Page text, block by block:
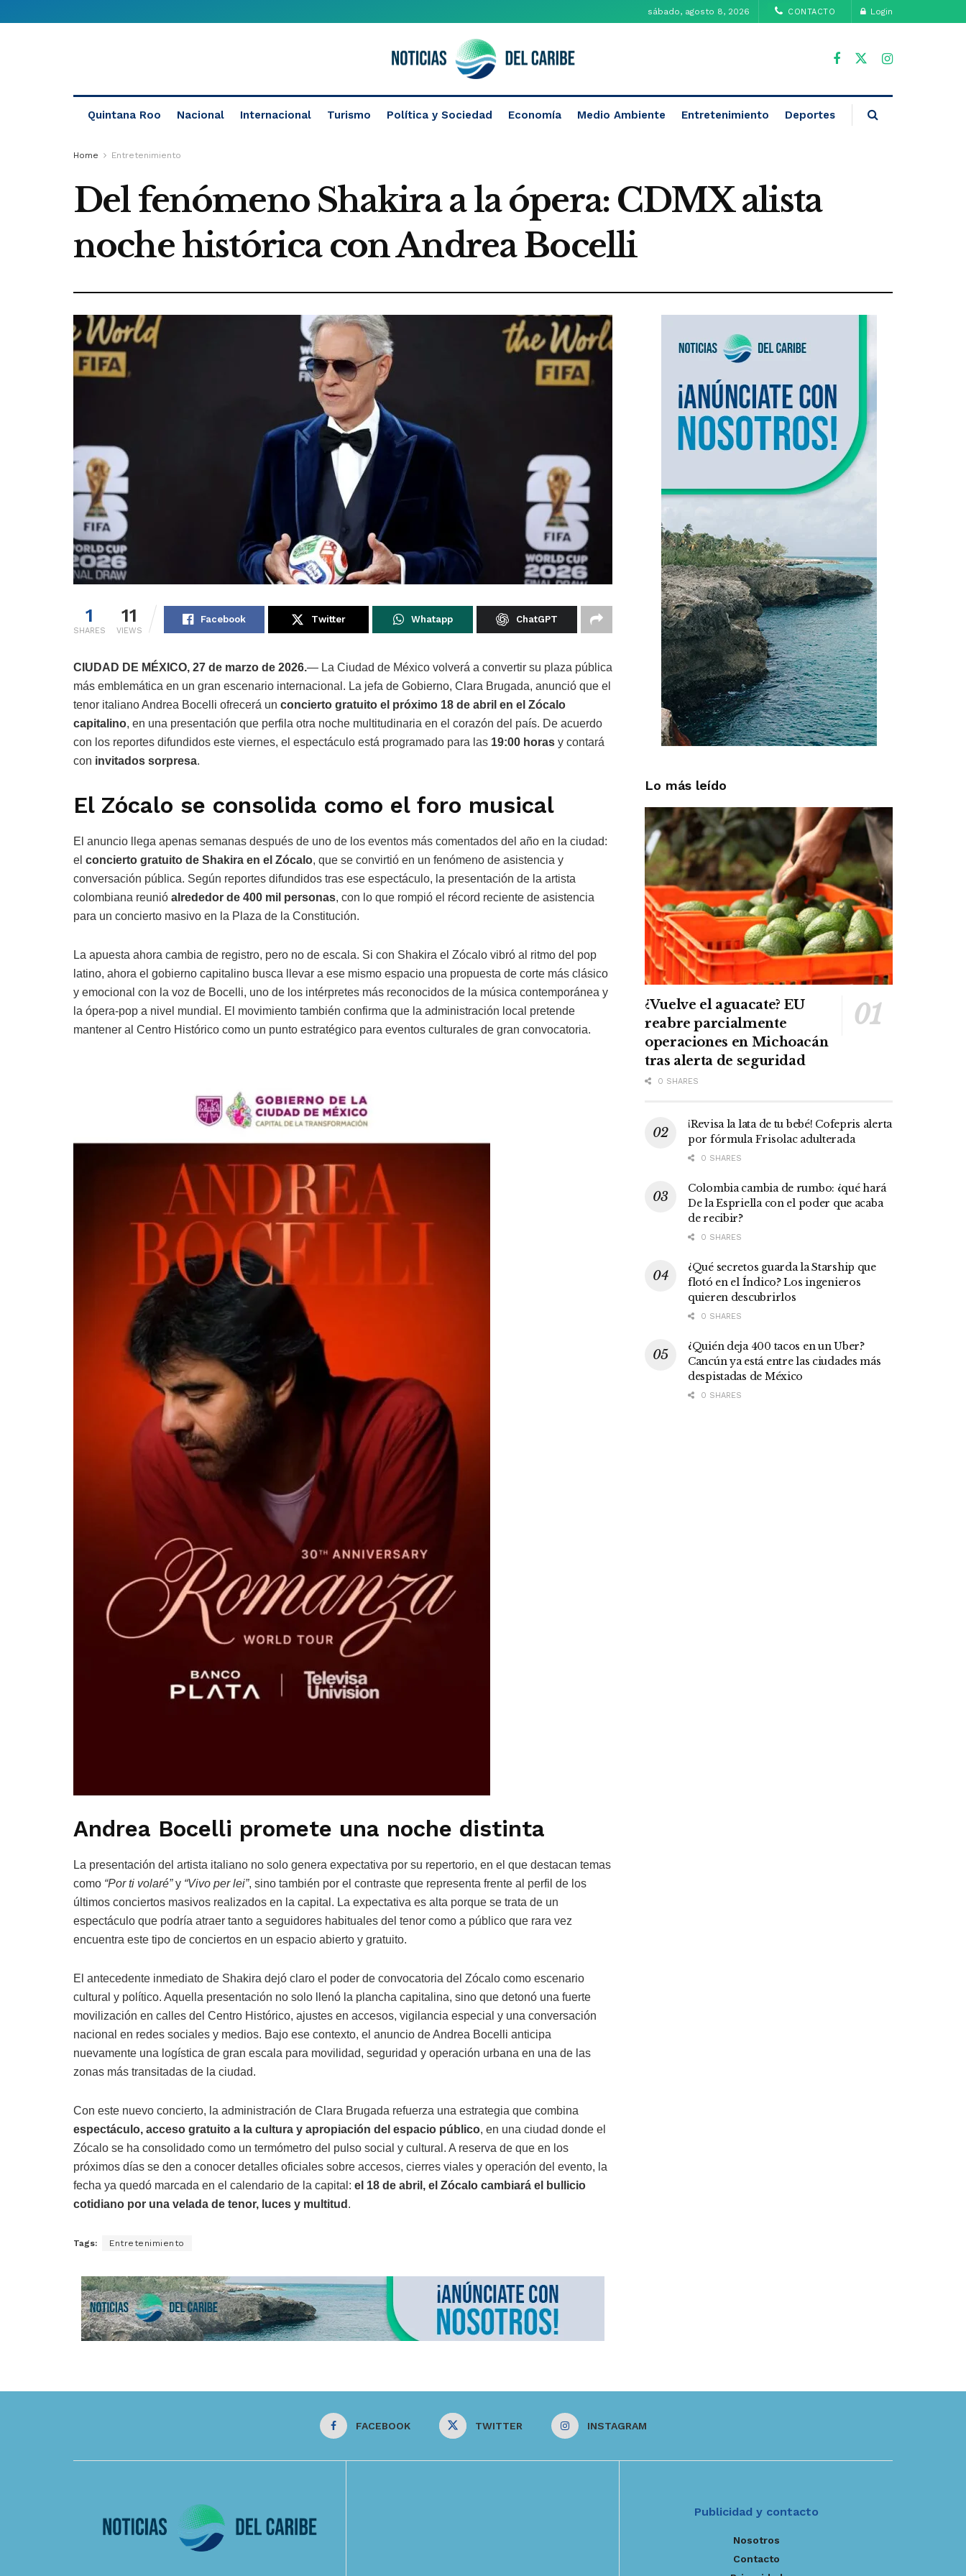
sábado, agosto 8, 2026 CONTACTO Login
Quintana Roo Nacional Internacional Turismo Política y Sociedad Economía Medio Ambiente Entretenimiento Deportes
Home Entretenimiento
Del fenómeno Shakira a la ópera: CDMX alista
noche histórica con Andrea Bocelli
1
SHARES
11
VIEWS
Facebook Twitter Whatapp ChatGPT
CIUDAD DE MÉXICO, 27 de marzo de 2026.— La Ciudad de México volverá a convertir su plaza pública
más emblemática en un gran escenario internacional. La jefa de Gobierno, Clara Brugada, anunció que el
tenor italiano Andrea Bocelli ofrecerá un concierto gratuito el próximo 18 de abril en el Zócalo
capitalino, en una presentación que perfila otra noche multitudinaria en el corazón del país. De acuerdo
con los reportes difundidos este viernes, el espectáculo está programado para las 19:00 horas y contará
con invitados sorpresa.
El Zócalo se consolida como el foro musical
El anuncio llega apenas semanas después de uno de los eventos más comentados del año en la ciudad:
el concierto gratuito de Shakira en el Zócalo, que se convirtió en un fenómeno de asistencia y
conversación pública. Según reportes difundidos tras ese espectáculo, la presentación de la artista
colombiana reunió alrededor de 400 mil personas, con lo que rompió el récord reciente de asistencia
para un concierto masivo en la Plaza de la Constitución.
La apuesta ahora cambia de registro, pero no de escala. Si con Shakira el Zócalo vibró al ritmo del pop
latino, ahora el gobierno capitalino busca llevar a ese mismo espacio una propuesta de corte más clásico
y emocional con la voz de Bocelli, uno de los intérpretes más reconocidos de la música contemporánea y
la ópera-pop a nivel mundial. El movimiento también confirma que la administración local pretende
mantener al Centro Histórico como un punto estratégico para eventos culturales de gran convocatoria.
Andrea Bocelli promete una noche distinta
La presentación del artista italiano no solo genera expectativa por su repertorio, en el que destacan temas
como “Por ti volaré”y “Vivo per lei”, sino también por el contraste que representa frente al perfil de los
últimos conciertos masivos realizados en la capital. La expectativa es alta porque se trata de un
espectáculo que podría atraer tanto a seguidores habituales del tenor como a público que rara vez
encuentra este tipo de conciertos en un espacio abierto y gratuito.
El antecedente inmediato de Shakira dejó claro el poder de convocatoria del Zócalo como escenario
cultural y político. Aquella presentación no solo llenó la plancha capitalina, sino que detonó una fuerte
movilización en calles del Centro Histórico, ajustes en accesos, vigilancia especial y una conversación
nacional en redes sociales y medios. Bajo ese contexto, el anuncio de Andrea Bocelli anticipa
nuevamente una logística de gran escala para movilidad, seguridad y operación urbana en una de las
zonas más transitadas de la ciudad.
Con este nuevo concierto, la administración de Clara Brugada refuerza una estrategia que combina
espectáculo, acceso gratuito a la cultura y apropiación del espacio público, en una ciudad donde el
Zócalo se ha consolidado como un termómetro del pulso social y cultural. A reserva de que en los
próximos días se den a conocer detalles oficiales sobre accesos, cierres viales y operación del evento, la
fecha ya quedó marcada en el calendario de la capital: el 18 de abril, el Zócalo cambiará el bullicio
cotidiano por una velada de tenor, luces y multitud .
Tags: Entretenimiento
Lo más leído
¿Vuelve el aguacate? EU
reabre parcialmente
operaciones en Michoacán
tras alerta de seguridad
0 SHARES
¡Revisa la lata de tu bebé! Cofepris alerta
por fórmula Frisolac adulterada
0 SHARES
Colombia cambia de rumbo: ¿qué hará
De la Espriella con el poder que acaba
de recibir?
0 SHARES
¿Qué secretos guarda la Starship que
flotó en el Índico? Los ingenieros
quieren descubrirlos
0 SHARES
¿Quién deja 400 tacos en un Uber?
Cancún ya está entre las ciudades más
despistadas de México
0 SHARES
FACEBOOK TWITTER INSTAGRAM
Publicidad y contacto
Nosotros
Contacto